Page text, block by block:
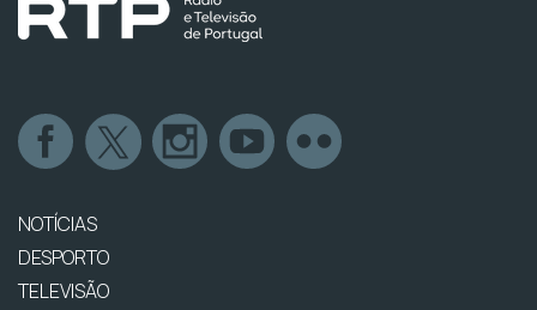
NOTÍCIAS
DESPORTO
TELEVISÃO